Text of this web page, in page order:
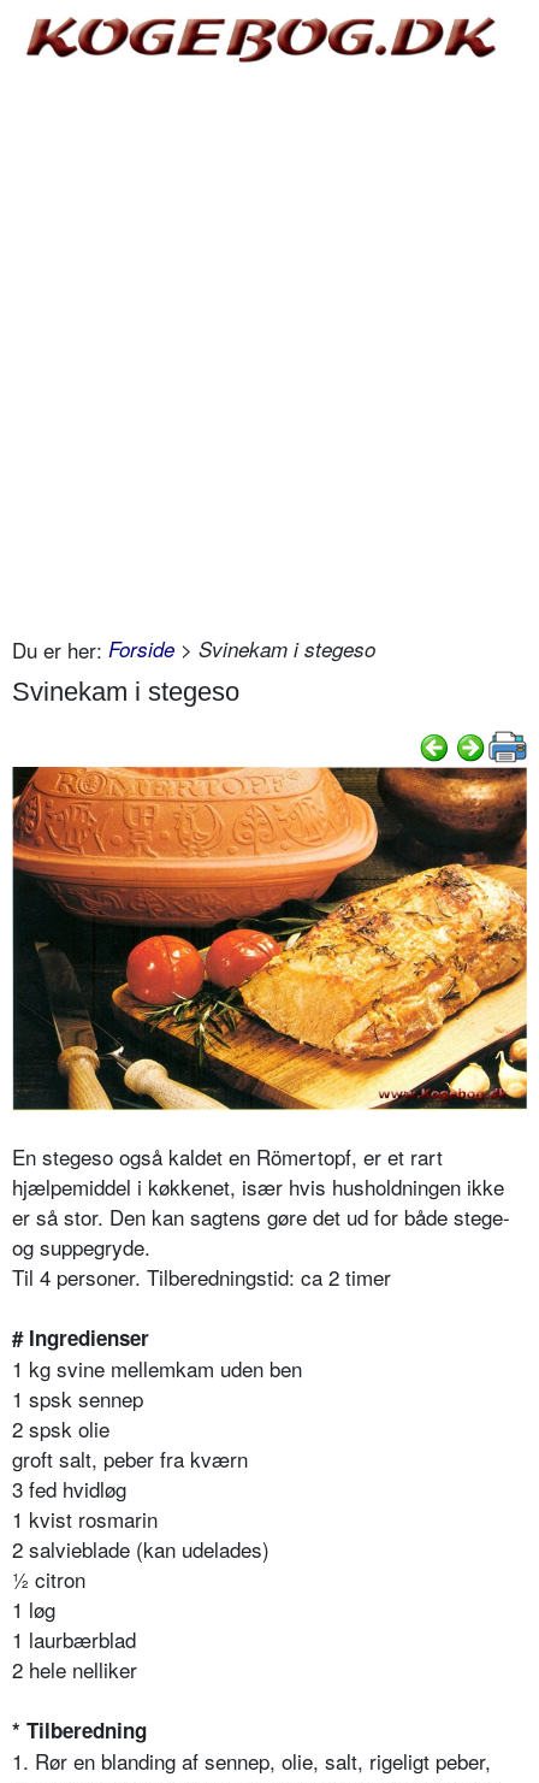
Du er her: Forside > Svinekam i stegeso
Svinekam i stegeso
En stegeso også kaldet en Römertopf, er et rart
hjælpemiddel i køkkenet, især hvis husholdningen ikke
er så stor. Den kan sagtens gøre det ud for både stege-
og suppegryde.
Til 4 personer. Tilberedningstid: ca 2 timer
# Ingredienser
1 kg svine mellemkam uden ben
1 spsk sennep
2 spsk olie
groft salt, peber fra kværn
3 fed hvidløg
1 kvist rosmarin
2 salvieblade (kan udelades)
½ citron
1 løg
1 laurbærblad
2 hele nelliker
* Tilberedning
1. Rør en blanding af sennep, olie, salt, rigeligt peber,